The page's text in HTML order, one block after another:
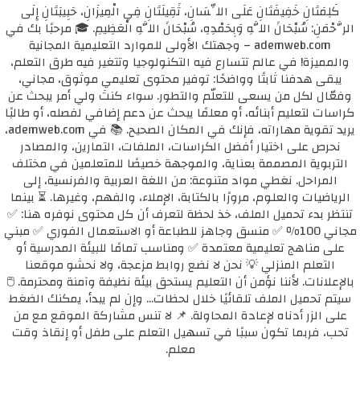
كَلِمَتَانِ خَفِيفَتَانِ عَلَى اللِّسَانِ، ثَقِيلَتَانِ فِي الْمِيزَانِ، حَبِيبَتَانِ إِلَى
الرَّحْمَنِ: سُبْحَانَ اللَّهِ وَبِحَمْدِهِ، سُبْحَانَ اللَّهِ الْعَظِيمِ. 🎓 مرحبًا بك في
ademweb.com – وجهتك الأولى للموارد التعليمية المجانية
والمميزة! في عالم تتسارع فيه التكنولوجيا وتتغير فيه طرق التعلم،
يبقى هدفنا ثابتًا وواضحًا: توفير محتوى تعليمي موثوق، مجاني،
وفعّال لكل من يسعى للتعلّم والتطور. سواء كنتَ ولي أمر يبحث عن
كراسات لتعليم أبنائه، أو معلمًا يبحث عن دعم إضافي لفصله، أو طالبًا
يريد تقوية مهاراته، فإنك في المكان الصحيح. 📚 في ademweb.com،
نحرص على اختيار أفضل الكراسات، الملفات، التمارين، والمصادر
التربوية المصممة بعناية، والموجهة خصيصًا للمتعلمين في مختلف
المراحل. نغطي مواد متنوعة: من اللغة العربية والفرنسية، إلى
الرياضيات والعلوم، مرورًا بالكتابة، الإملاء، والفهم، وغيرها. ⏳ بينما
تنتظر بدء تحميل الملف، خذ لحظة لتعرف أن كل محتوى نوفره هنا: ✅
مجاني 100٪ ✅ منسق وجاهز للطباعة أو الاستعمال الفوري ✅ مبني
على مناهج تعليمية معتمدة ✅ ومناسب تمامًا للبيئة المدرسية أو
التعلم المنزلي 💡 نحن لا نضع روابط مزعجة، ولا نحشو موقعنا
بالإعلانات. لأننا نؤمن أن التعليم يستحق بيئة نظيفة وآمنة ومحترمة. 🖱️
سيتم تحميل الملف تلقائيًا خلال لحظات... وإن لم يبدأ، يمكنك الضغط
على الزر أدناه لإعادة المحاولة. 📌 لا تنس مشاركة الموقع مع من
تحب، فربما تكون سببًا في تسهيل التعلم على طفل أو إنقاذ وقت
معلم.